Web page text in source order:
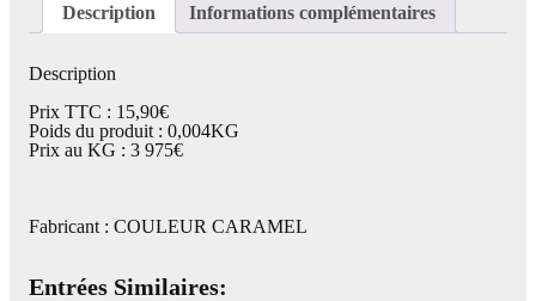
Description Informations complémentaires
Description
Prix TTC : 15,90€
Poids du produit : 0,004KG
Prix au KG : 3 975€
Fabricant : COULEUR CARAMEL
Entrées Similaires: